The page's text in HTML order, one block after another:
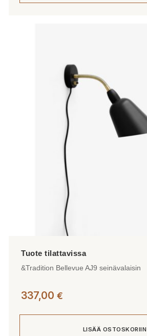
&Tradition Bellevue AJ9 seinävalaisin
337,00 €
LISÄÄ OSTOSKORIIN